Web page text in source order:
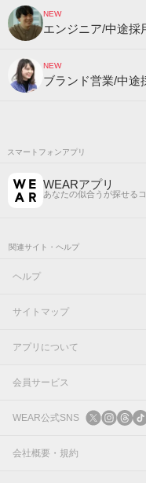
NEW
エンジニア/中途採
NEW
ブランド営業/中途
スマートフォンアプリ
WEARアプリ
あなたの似合うが探せる
関連サイト・ヘルプ
ヘルプ
サイトマップ
アプリについて
会員サービス
ログイン
新規会員登録
WEAR公式SNS
X
会社概要・規約